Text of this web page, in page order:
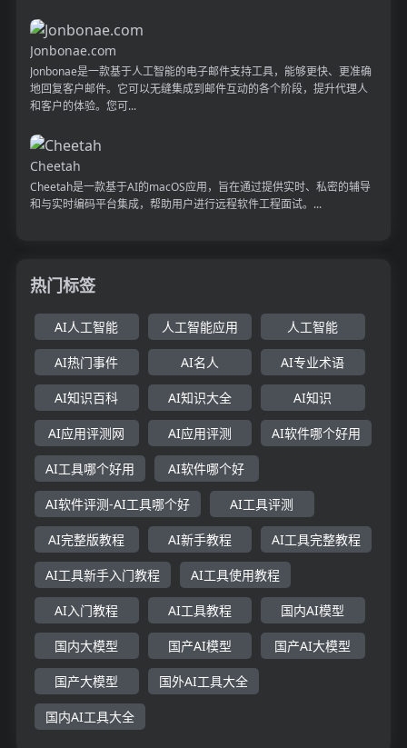
Jonbonae.com
Jonbonae是一款基于人工智能的电子邮件支持工具，能够更快、更准确
地回复客户邮件。它可以无缝集成到邮件互动的各个阶段，提升代理人
和客户的体验。您可...
Cheetah
Cheetah是一款基于AI的macOS应用，旨在通过提供实时、私密的辅导
和与实时编码平台集成，帮助用户进行远程软件工程面试。...
热门标签
AI人工智能 人工智能应用 人工智能
AI热门事件 AI名人 AI专业术语
AI知识百科 AI知识大全 AI知识
AI应用评测网 AI应用评测 AI软件哪个好用
AI工具哪个好用 AI软件哪个好
AI软件评测-AI工具哪个好 AI工具评测
AI完整版教程 AI新手教程 AI工具完整教程
AI工具新手入门教程 AI工具使用教程
AI入门教程 AI工具教程 国内AI模型
国内大模型 国产AI模型 国产AI大模型
国产大模型 国外AI工具大全
国内AI工具大全